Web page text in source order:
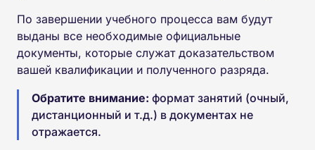
По завершении учебного процесса вам будут
выданы все необходимые официальные
документы, которые служат доказательством
вашей квалификации и полученного разряда.
Обратите внимание: формат занятий (очный,
дистанционный и т.д.) в документах не
отражается.